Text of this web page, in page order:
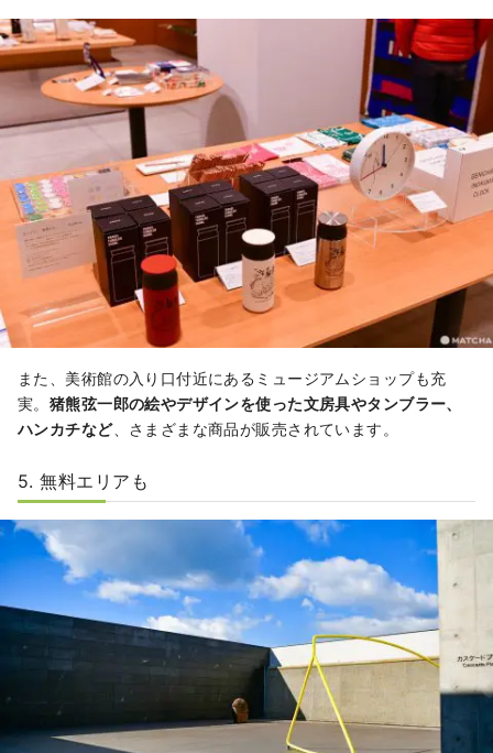
また、美術館の入り口付近にあるミュージアムショップも充
実。 猪熊弦一郎の絵やデザインを使った文房具やタンブラー、
ハンカチなど、さまざまな商品が販売されています。
5. 無料エリアも